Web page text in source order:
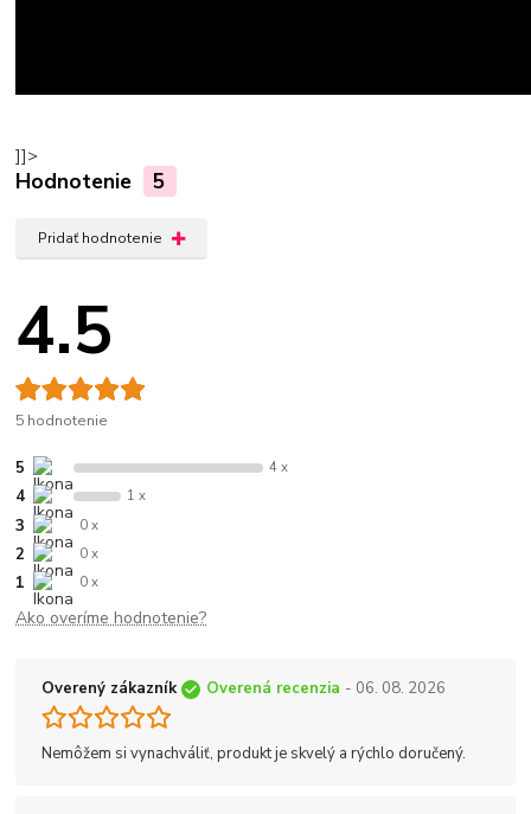
]]>
Hodnotenie 5
Pridať hodnotenie
4.5
5 hodnotenie
5 4 x
4 1 x
3 0 x
2 0 x
1 0 x
Ako overíme hodnotenie?
Overený zákazník Overená recenzia - 06. 08. 2026
Nemôžem si vynachváliť, produkt je skvelý a rýchlo doručený.